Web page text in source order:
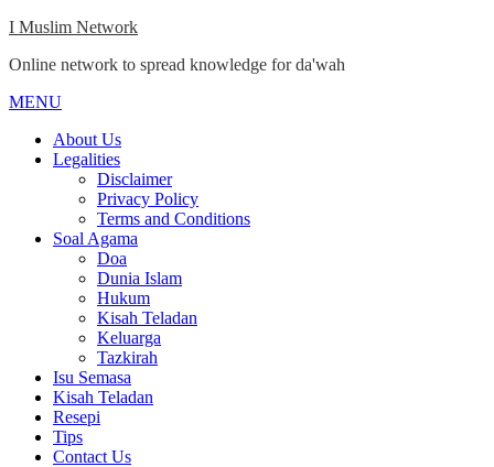
Skip
content
I Muslim Network
Online network to spread knowledge for da'wah
MENU
Menu
About Us
Legalities
Disclaimer
Privacy Policy
Terms and Conditions
Soal Agama
Doa
Dunia Islam
Hukum
Kisah Teladan
Keluarga
Tazkirah
Isu Semasa
Kisah Teladan
Resepi
Tips
Contact Us